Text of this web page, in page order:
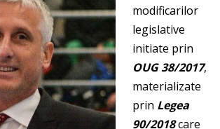
modificarilor
legislative
initiate prin
OUG 38/2017,
materializate
prin Legea
90/2018care